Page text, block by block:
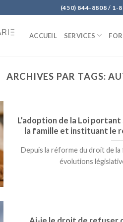
(450) 844-8808 / 1-
ACCUEIL SERVICES
ARCHIVES PAR TAGS:
L’adoption de la Loi
la famille et instituant le
Depuis la réforme du droit de la
évolutions